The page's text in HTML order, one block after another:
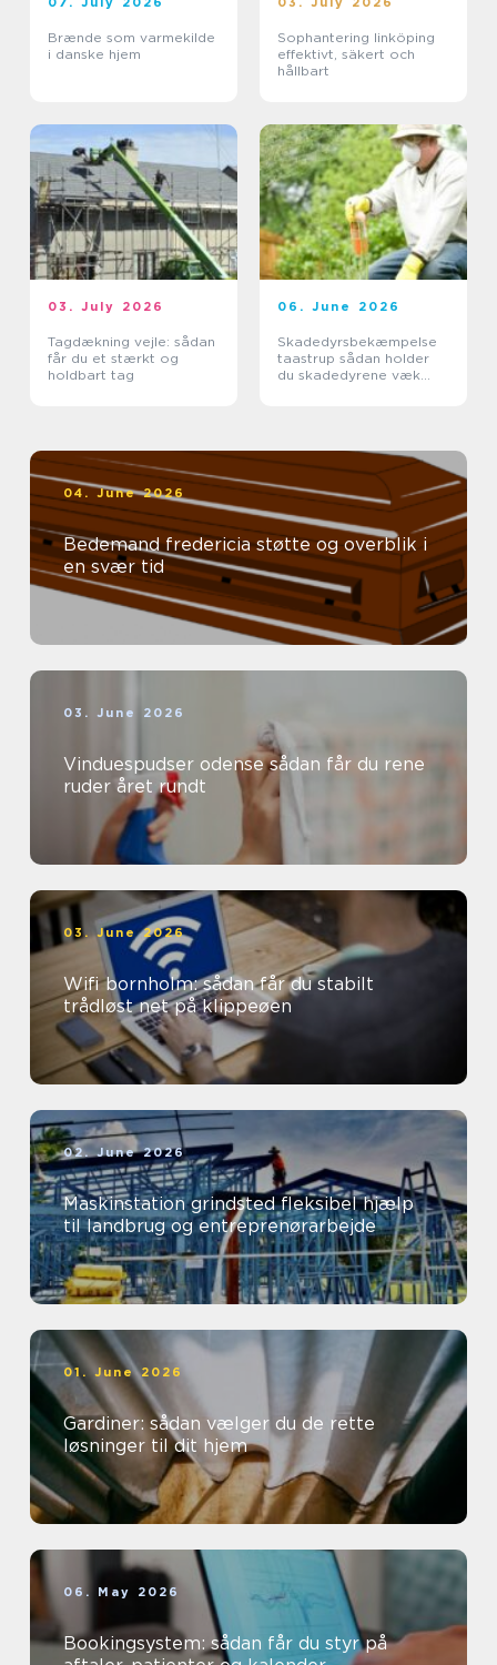
Brænde som varmekilde
i danske hjem
Sophantering linköping
effektivt, säkert och
hållbart
03. July 2026
Tagdækning vejle: sådan
får du et stærkt og
holdbart tag
06. June 2026
Skadedyrsbekæmpelse
taastrup sådan holder
du skadedyrene væk
04. June 2026
Bedemand fredericia støtte og overblik i
en svær tid
03. June 2026
Vinduespudser odense sådan får du rene
ruder året rundt
03. June 2026
Wifi bornholm: sådan får du stabilt
trådløst net på klippeøen
02. June 2026
Maskinstation grindsted fleksibel hjælp
til landbrug og entreprenørarbejde
01. June 2026
Gardiner: sådan vælger du de rette
løsninger til dit hjem
06. May 2026
Bookingsystem: sådan får du styr på